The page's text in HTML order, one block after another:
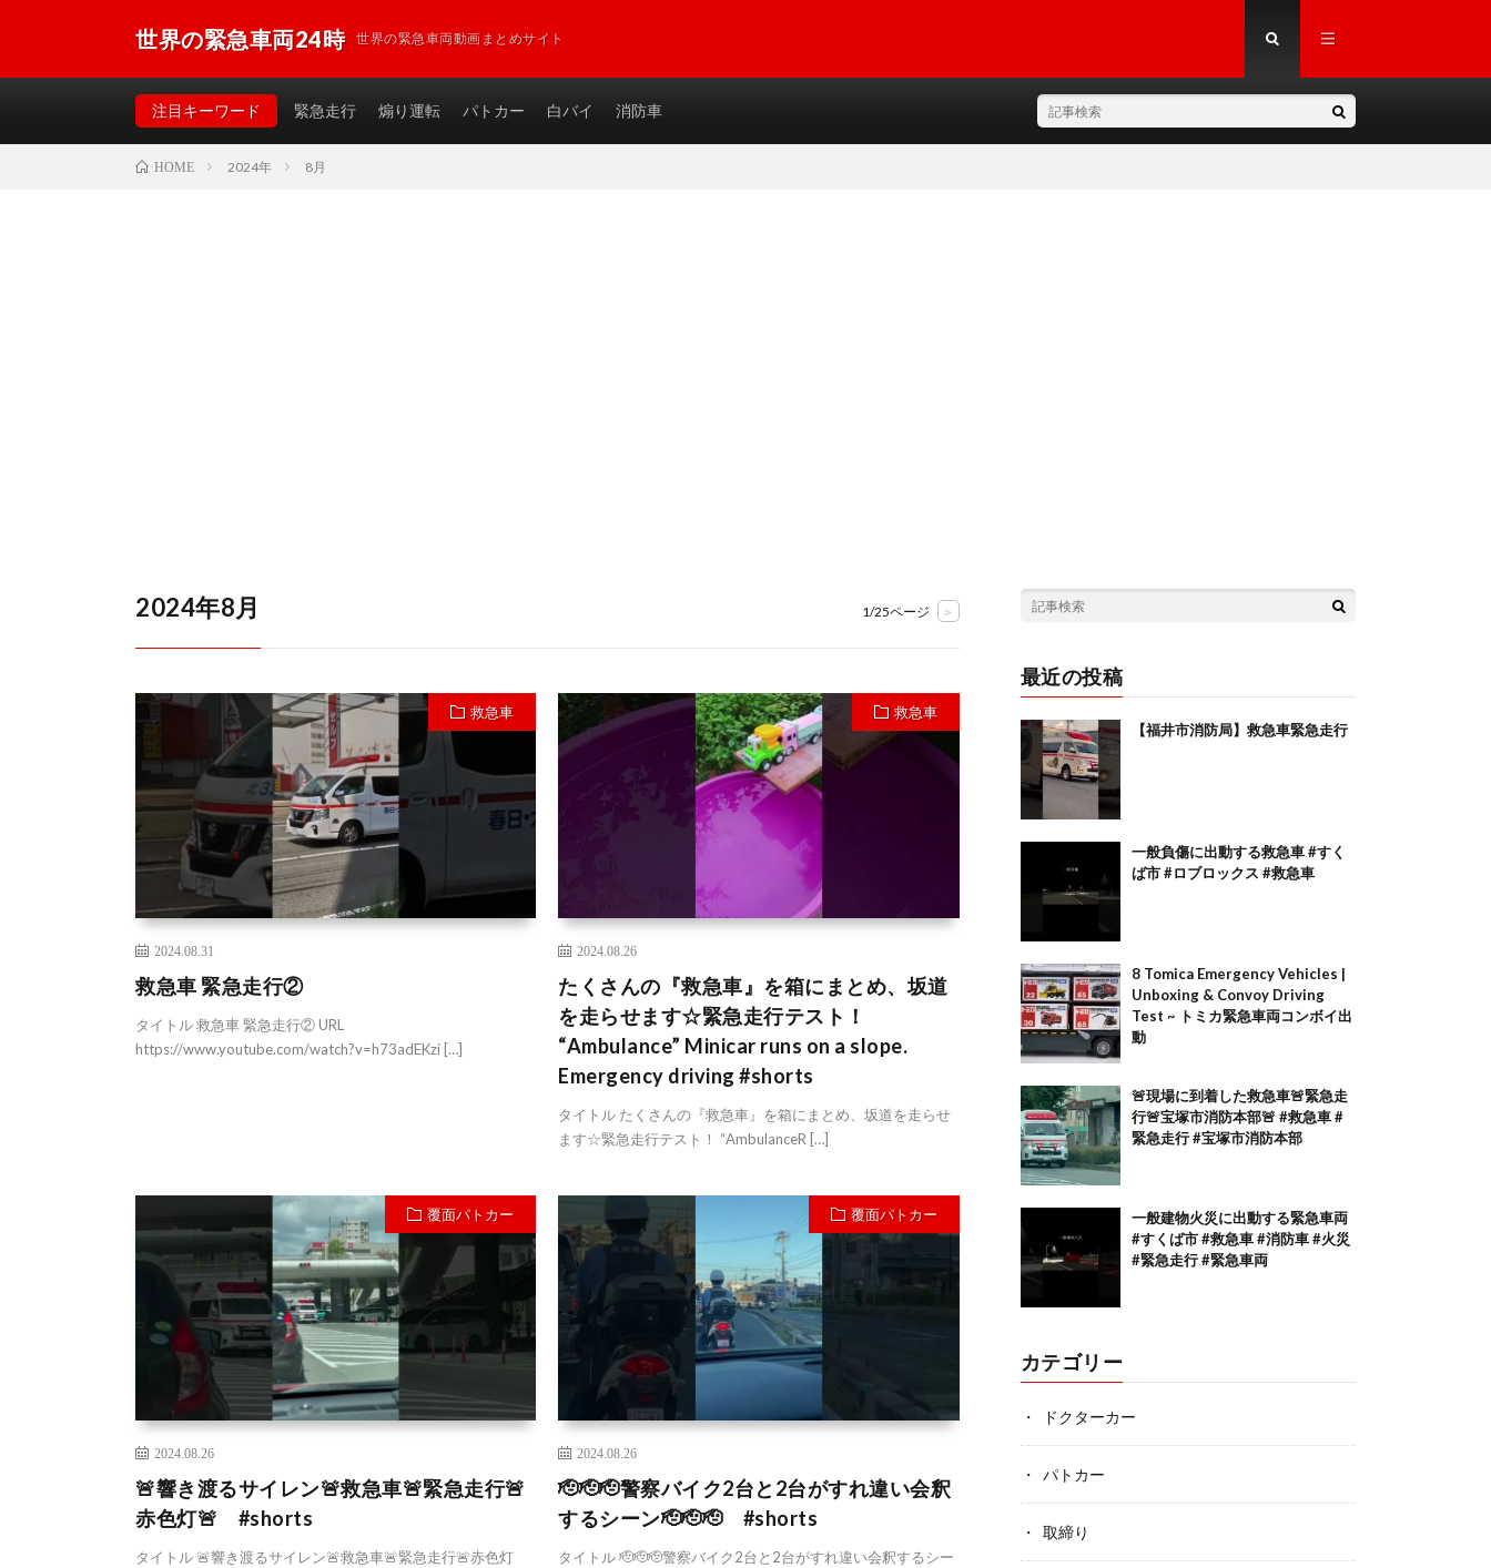
世界の緊急車両24時 世界の緊急車両動画まとめサイト
注目キーワード 緊急走行 煽り運転 パトカー 白バイ 消防車
HOME 2024年 8月
2024年8月 1/25ページ >
救急車
2024.08.31
救急車 緊急走行②
タイトル 救急車 緊急走行② URL
https://www.youtube.com/watch?v=h73adEKzi […]
救急車
2024.08.26
たくさんの『救急車』を箱にまとめ、坂道
を走らせます☆緊急走行テスト！
“Ambulance” Minicar runs on a slope.
Emergency driving #shorts
タイトル たくさんの『救急車』を箱にまとめ、坂道を走らせ
ます☆緊急走行テスト！ “AmbulanceR […]
覆面パトカー
2024.08.26
🚨響き渡るサイレン🚨救急車🚨緊急走行🚨
赤色灯🚨 #shorts
タイトル 🚨響き渡るサイレン🚨救急車🚨緊急走行🚨赤色灯
覆面パトカー
2024.08.26
🫡🫡🫡警察バイク2台と2台がすれ違い会釈
するシーン🫡🫡🫡 #shorts
タイトル 🫡🫡🫡警察バイク2台と2台がすれ違い会釈するシー
最近の投稿
【福井市消防局】救急車緊急走行
一般負傷に出動する救急車 #すく
ば市 #ロブロックス #救急車
8 Tomica Emergency Vehicles |
Unboxing & Convoy Driving
Test ~ トミカ緊急車両コンボイ出
動
🚨現場に到着した救急車🚨緊急走
行🚨宝塚市消防本部🚨 #救急車 #
緊急走行 #宝塚市消防本部
一般建物火災に出動する緊急車両
#すくば市 #救急車 #消防車 #火災
#緊急走行 #緊急車両
カテゴリー
ドクターカー
パトカー
取締り